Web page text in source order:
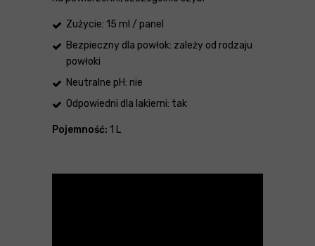
Zużycie: 15 ml / panel
Bezpieczny dla powłok: zależy od rodzaju
powłoki
Neutralne pH: nie
Odpowiedni dla lakierni: tak
Pojemność: 1 L